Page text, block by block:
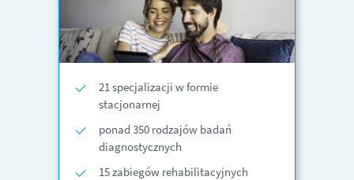
21 specjalizacji w formie
stacjonarnej
ponad 350 rodzajów badań
diagnostycznych
15 zabiegów rehabilitacyjnych